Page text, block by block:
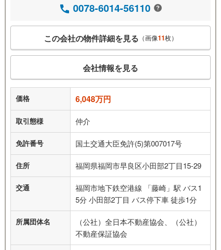
0078-6014-56110
この会社の物件詳細を見る （画像11枚）
会社情報を見る
価格 6,048万円
取引態様 仲介
免許番号 国土交通大臣免許(5)第007017号
住所 福岡県福岡市早良区小田部2丁目15-29
交通
福岡市地下鉄空港線 「藤崎」駅 バス1
5分 小田部2丁目 バス停下車 徒歩1分
所属団体名
（公社）全日本不動産協会、（公社）
不動産保証協会